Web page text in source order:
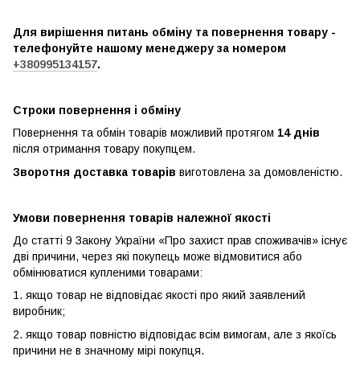
Для вирішення питань обміну та повернення товару -
телефонуйте нашому менеджеру за номером
+380995134157.
Строки повернення і обміну
Повернення та обмін товарів можливий протягом 14 днів
після отримання товару покупцем.
Зворотня доставка товарів виготовлена ​​за домовленістю.
Умови повернення товарів належної якості
До статті 9 Закону України «Про захист прав споживачів» існує
дві причини, через які покупець може відмовитися або
обмінюватися купленими товарами:
1. якщо товар не відповідає якості про який заявлений
виробник;
2. якщо товар повністю відповідає всім вимогам, але з якоїсь
причини не в значному мірі покупця.